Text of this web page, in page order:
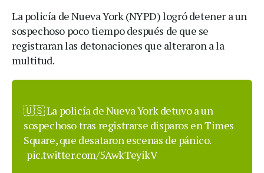
La policía de Nueva York (NYPD) logró detener a un
sospechoso poco tiempo después de que se
registraran las detonaciones que alteraron a la
multitud.
🇺🇸 La policía de Nueva York detuvo a un
sospechoso tras registrarse disparos en Times
Square, que desataron escenas de pánico.
pic.twitter.com/5AwkTeyikV